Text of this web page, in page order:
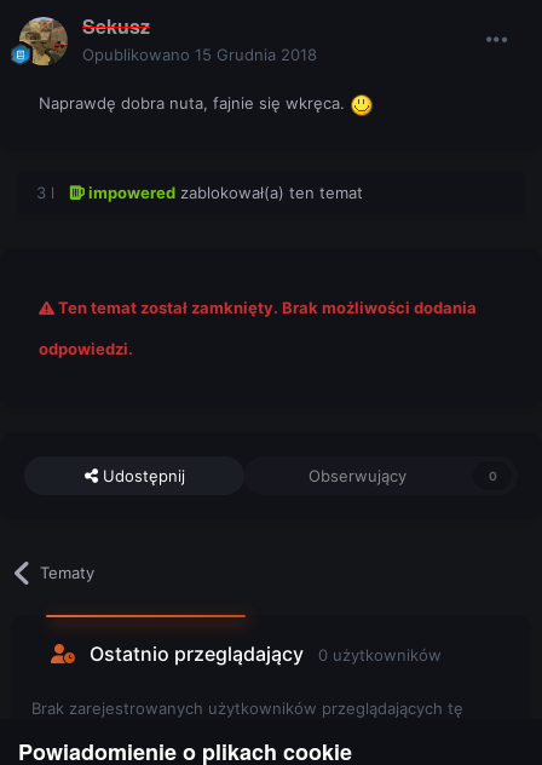
Sekusz
Opublikowano 15 Grudnia 2018
Naprawdę dobra nuta, fajnie się wkręca.
3 l impowered zablokował(a) ten temat
Ten temat został zamknięty. Brak możliwości dodania
odpowiedzi.
Udostępnij Obserwujący 0
Tematy
Ostatnio przeglądający 0 użytkowników
Brak zarejestrowanych użytkowników przeglądających tę
Powiadomienie o plikach cookie